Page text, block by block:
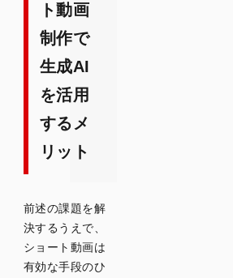
ト動画
制作で
生成AI
を活用
するメ
リット
前述の課題を解
決するうえで、
ショート動画は
有効な手段のひ